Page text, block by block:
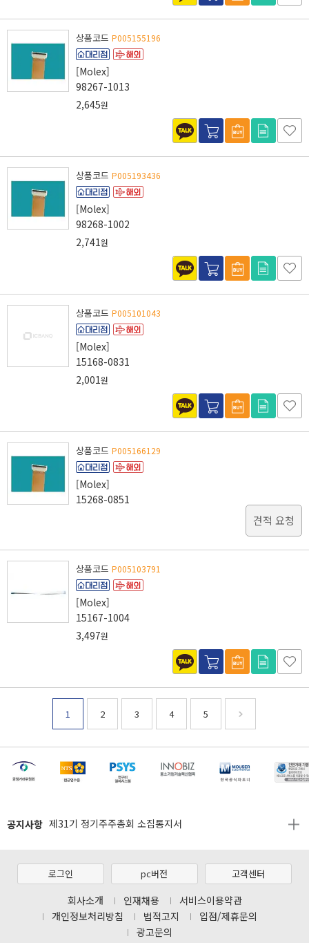
상품코드 P005155196
[Molex]
98267-1013
2,645원
상품코드 P005193436
[Molex]
98268-1002
2,741원
상품코드 P005101043
[Molex]
15168-0831
2,001원
상품코드 P005166129
[Molex]
15268-0851
견적 요청
상품코드 P005103791
[Molex]
15167-1004
3,497원
1 2 3 4 5
공지사항
[마일리지 적립 및 사용 정책 개편 안내]
[2026년 8월 신용카드 무이자 행사 안내]
제31기 정기주주총회 소집통지서
[마일리지 적립 및 사용 정책 개편 안내]
로그인 pc버전 고객센터
회사소개 인재채용
서비스이용약관
개인정보처리방침
법적고지
입점/제휴문의
광고문의